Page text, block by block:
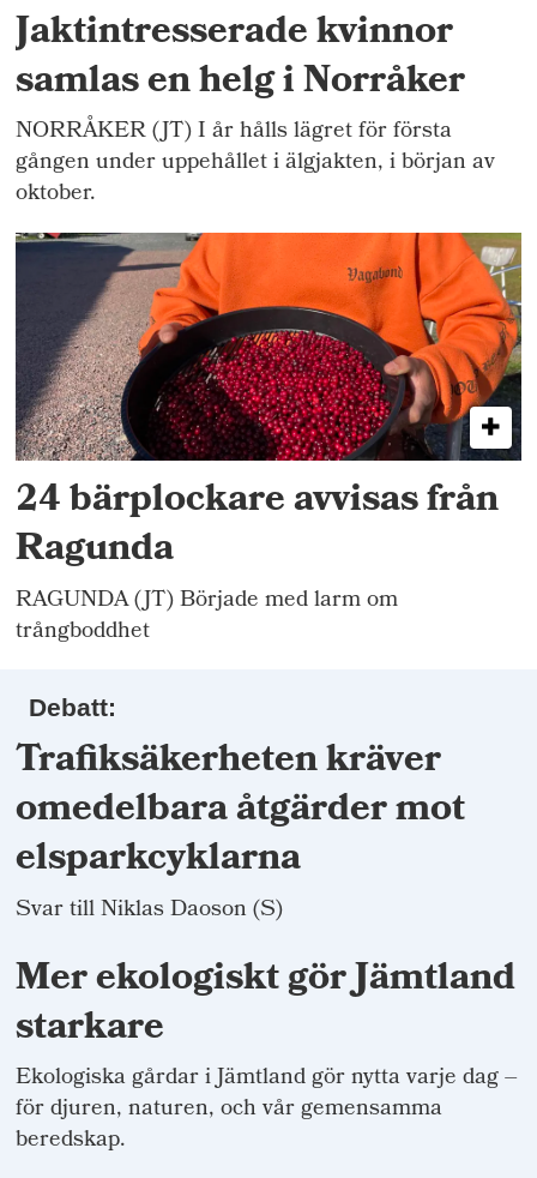
Jaktintresserade kvinnor
samlas en helg i Norråker
NORRÅKER (JT) I år hålls lägret för första
gången under uppehållet i älgjakten, i början av
oktober.
24 bärplockare avvisas från
Ragunda
RAGUNDA (JT) Började med larm om
trångboddhet
Debatt:
Trafiksäkerheten kräver
omedelbara åtgärder mot
elsparkcyklarna
Svar till Niklas Daoson (S)
Mer ekologiskt gör Jämtland
starkare
Ekologiska gårdar i Jämtland gör nytta varje dag –
för djuren, naturen, och vår gemensamma
beredskap.